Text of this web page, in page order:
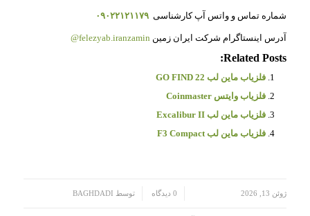
شماره تماس و واتس آپ کارشناسی ۰۹۰۲۲۱۲۱۱۷۹
آدرس اینستاگرام شرکت ایران زمین felezyab.iranzamin@
Related Posts:
فلزیاب ماین لب GO FIND 22
فلزیاب وایتس Coinmaster
فلزیاب ماین لب Excalibur II
فلزیاب ماین لب F3 Compact
ژوئن 13, 2026 0 دیدگاه توسط BAGHDADI